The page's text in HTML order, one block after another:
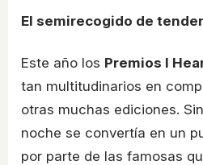
El semirecogido de
Este año los Premios I
tan multitudinarios en
otras muchas ediciones.
noche se convertía en un
por parte de las famosas